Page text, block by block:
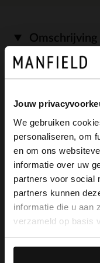
Jouw
We gebruiken
personaliseren, om
en om ons
informatie over uw
partners voor social
partners kunnen
informatie die u aan
verzameld op basis
Omschrijving
van Manfield.
witte zool van
verzorging en
suède/
View this
It looks like
you like to
English